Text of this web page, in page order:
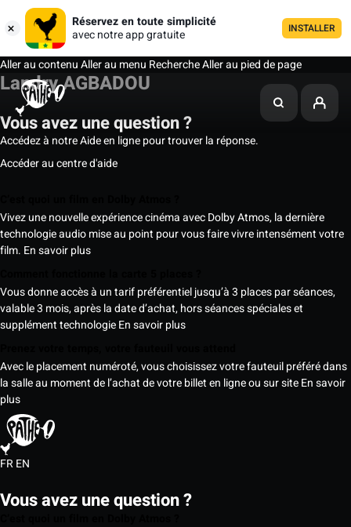
Réservez en toute simplicité
avec notre app gratuite
INSTALLER
Aller au contenuAller au menu RechercheAller au pied de page
Landry AGBADOU
Vous avez une question ?
Accédez à notre Aide en ligne pour trouver la réponse.
Accéder au centre d'aide
Vivez une nouvelle expérience cinéma avec Dolby Atmos, la dernière
technologie audio mise au point pour vous faire vivre intensément votre
film. En savoir plus
Vous donne accès à un tarif préférentiel jusqu’à 3 places par séances,
valable 3 mois, après la date d’achat, hors séances spéciales et
supplément technologieEn savoir plus
Avec le placement numéroté, vous choisissez votre fauteuil préféré dans
la salle au moment de l’achat de votre billet en ligne ou sur siteEn savoir
plus
FREN
Vous avez une question ?